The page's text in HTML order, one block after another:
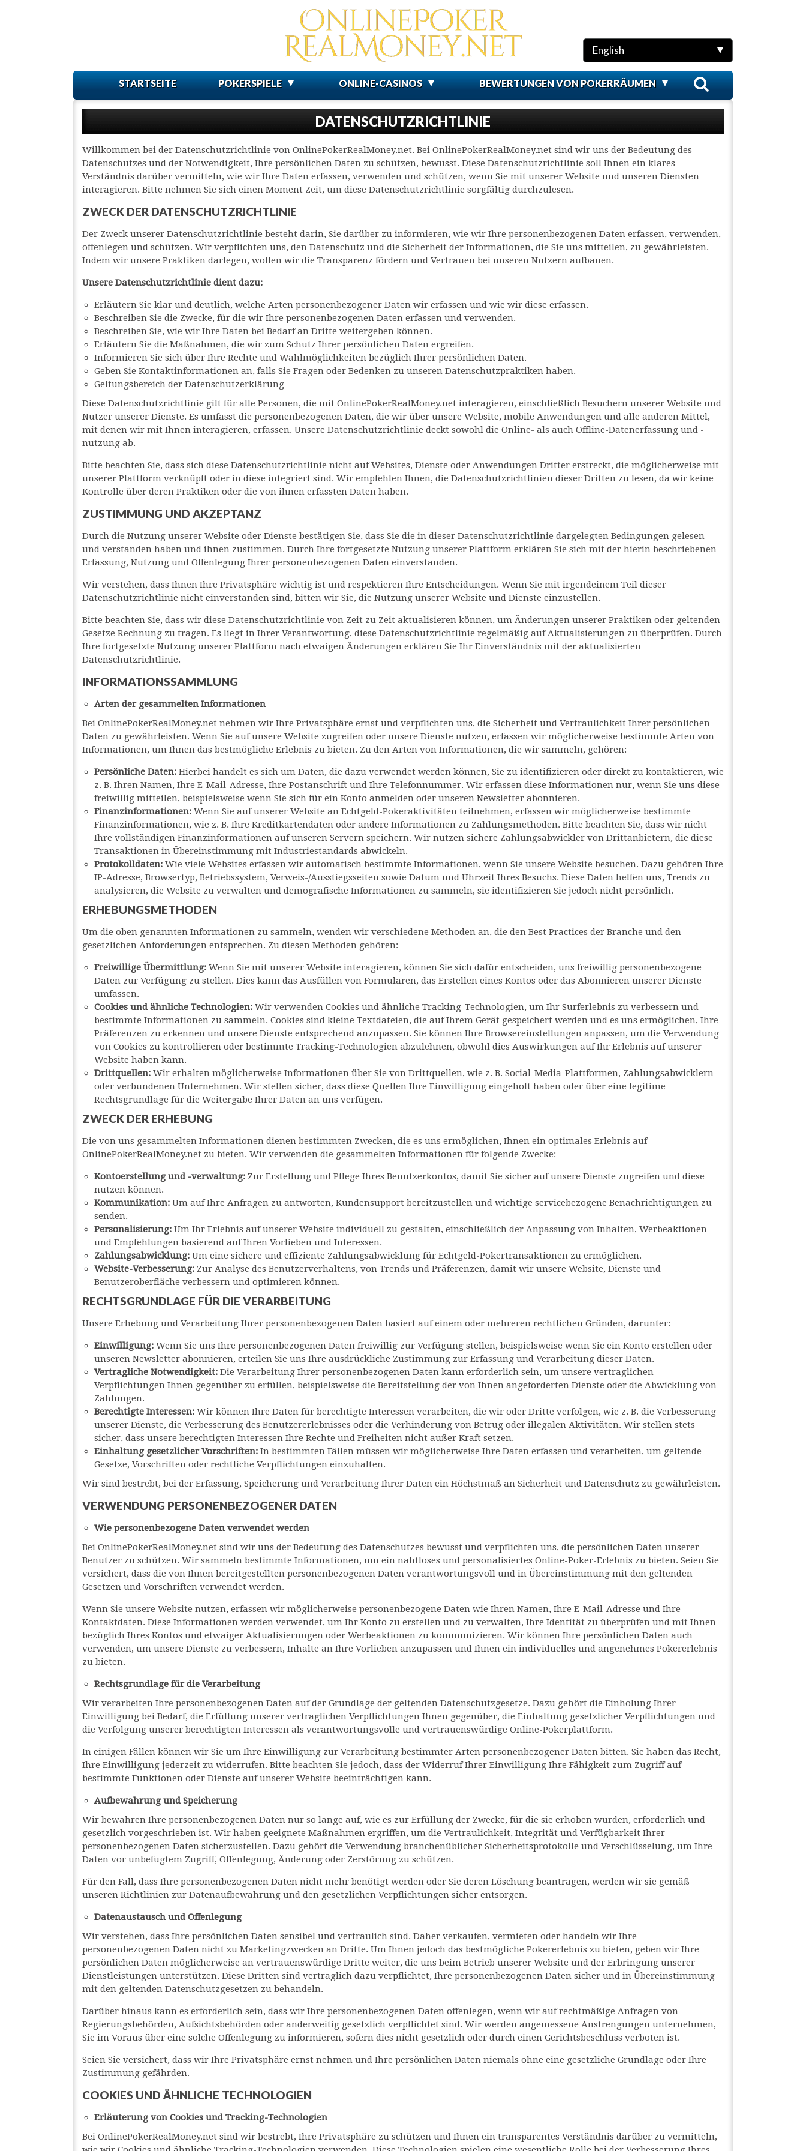
English
STARTSEITE POKERSPIELE ONLINE-CASINOS BEWERTUNGEN VON POKERRÄUMEN
DATENSCHUTZRICHTLINIE
Willkommen bei der Datenschutzrichtlinie von OnlinePokerRealMoney.net. Bei OnlinePokerRealMoney.net sind wir uns der Bedeutung des
Datenschutzes und der Notwendigkeit, Ihre persönlichen Daten zu schützen, bewusst. Diese Datenschutzrichtlinie soll Ihnen ein klares
Verständnis darüber vermitteln, wie wir Ihre Daten erfassen, verwenden und schützen, wenn Sie mit unserer Website und unseren Diensten
interagieren. Bitte nehmen Sie sich einen Moment Zeit, um diese Datenschutzrichtlinie sorgfältig durchzulesen.
ZWECK DER DATENSCHUTZRICHTLINIE
Der Zweck unserer Datenschutzrichtlinie besteht darin, Sie darüber zu informieren, wie wir Ihre personenbezogenen Daten erfassen, verwenden,
offenlegen und schützen. Wir verpflichten uns, den Datenschutz und die Sicherheit der Informationen, die Sie uns mitteilen, zu gewährleisten.
Indem wir unsere Praktiken darlegen, wollen wir die Transparenz fördern und Vertrauen bei unseren Nutzern aufbauen.
Unsere Datenschutzrichtlinie dient dazu:
Erläutern Sie klar und deutlich, welche Arten personenbezogener Daten wir erfassen und wie wir diese erfassen.
Beschreiben Sie die Zwecke, für die wir Ihre personenbezogenen Daten erfassen und verwenden.
Beschreiben Sie, wie wir Ihre Daten bei Bedarf an Dritte weitergeben können.
Erläutern Sie die Maßnahmen, die wir zum Schutz Ihrer persönlichen Daten ergreifen.
Informieren Sie sich über Ihre Rechte und Wahlmöglichkeiten bezüglich Ihrer persönlichen Daten.
Geben Sie Kontaktinformationen an, falls Sie Fragen oder Bedenken zu unseren Datenschutzpraktiken haben.
Geltungsbereich der Datenschutzerklärung
Diese Datenschutzrichtlinie gilt für alle Personen, die mit OnlinePokerRealMoney.net interagieren, einschließlich Besuchern unserer Website und
Nutzer unserer Dienste. Es umfasst die personenbezogenen Daten, die wir über unsere Website, mobile Anwendungen und alle anderen Mittel,
mit denen wir mit Ihnen interagieren, erfassen. Unsere Datenschutzrichtlinie deckt sowohl die Online- als auch Offline-Datenerfassung und -
nutzung ab.
Bitte beachten Sie, dass sich diese Datenschutzrichtlinie nicht auf Websites, Dienste oder Anwendungen Dritter erstreckt, die möglicherweise mit
unserer Plattform verknüpft oder in diese integriert sind. Wir empfehlen Ihnen, die Datenschutzrichtlinien dieser Dritten zu lesen, da wir keine
Kontrolle über deren Praktiken oder die von ihnen erfassten Daten haben.
ZUSTIMMUNG UND AKZEPTANZ
Durch die Nutzung unserer Website oder Dienste bestätigen Sie, dass Sie die in dieser Datenschutzrichtlinie dargelegten Bedingungen gelesen
und verstanden haben und ihnen zustimmen. Durch Ihre fortgesetzte Nutzung unserer Plattform erklären Sie sich mit der hierin beschriebenen
Erfassung, Nutzung und Offenlegung Ihrer personenbezogenen Daten einverstanden.
Wir verstehen, dass Ihnen Ihre Privatsphäre wichtig ist und respektieren Ihre Entscheidungen. Wenn Sie mit irgendeinem Teil dieser
Datenschutzrichtlinie nicht einverstanden sind, bitten wir Sie, die Nutzung unserer Website und Dienste einzustellen.
Bitte beachten Sie, dass wir diese Datenschutzrichtlinie von Zeit zu Zeit aktualisieren können, um Änderungen unserer Praktiken oder geltenden
Gesetze Rechnung zu tragen. Es liegt in Ihrer Verantwortung, diese Datenschutzrichtlinie regelmäßig auf Aktualisierungen zu überprüfen. Durch
Ihre fortgesetzte Nutzung unserer Plattform nach etwaigen Änderungen erklären Sie Ihr Einverständnis mit der aktualisierten
Datenschutzrichtlinie.
INFORMATIONSSAMMLUNG
Arten der gesammelten Informationen
Bei OnlinePokerRealMoney.net nehmen wir Ihre Privatsphäre ernst und verpflichten uns, die Sicherheit und Vertraulichkeit Ihrer persönlichen
Daten zu gewährleisten. Wenn Sie auf unsere Website zugreifen oder unsere Dienste nutzen, erfassen wir möglicherweise bestimmte Arten von
Informationen, um Ihnen das bestmögliche Erlebnis zu bieten. Zu den Arten von Informationen, die wir sammeln, gehören:
Persönliche Daten: Hierbei handelt es sich um Daten, die dazu verwendet werden können, Sie zu identifizieren oder direkt zu kontaktieren, wie
z. B. Ihren Namen, Ihre E-Mail-Adresse, Ihre Postanschrift und Ihre Telefonnummer. Wir erfassen diese Informationen nur, wenn Sie uns diese
freiwillig mitteilen, beispielsweise wenn Sie sich für ein Konto anmelden oder unseren Newsletter abonnieren.
Finanzinformationen: Wenn Sie auf unserer Website an Echtgeld-Pokeraktivitäten teilnehmen, erfassen wir möglicherweise bestimmte
Finanzinformationen, wie z. B. Ihre Kreditkartendaten oder andere Informationen zu Zahlungsmethoden. Bitte beachten Sie, dass wir nicht
Ihre vollständigen Finanzinformationen auf unseren Servern speichern. Wir nutzen sichere Zahlungsabwickler von Drittanbietern, die diese
Transaktionen in Übereinstimmung mit Industriestandards abwickeln.
Protokolldaten: Wie viele Websites erfassen wir automatisch bestimmte Informationen, wenn Sie unsere Website besuchen. Dazu gehören Ihre
IP-Adresse, Browsertyp, Betriebssystem, Verweis-/Ausstiegsseiten sowie Datum und Uhrzeit Ihres Besuchs. Diese Daten helfen uns, Trends zu
analysieren, die Website zu verwalten und demografische Informationen zu sammeln, sie identifizieren Sie jedoch nicht persönlich.
ERHEBUNGSMETHODEN
Um die oben genannten Informationen zu sammeln, wenden wir verschiedene Methoden an, die den Best Practices der Branche und den
gesetzlichen Anforderungen entsprechen. Zu diesen Methoden gehören:
Freiwillige Übermittlung: Wenn Sie mit unserer Website interagieren, können Sie sich dafür entscheiden, uns freiwillig personenbezogene
Daten zur Verfügung zu stellen. Dies kann das Ausfüllen von Formularen, das Erstellen eines Kontos oder das Abonnieren unserer Dienste
umfassen.
Cookies und ähnliche Technologien: Wir verwenden Cookies und ähnliche Tracking-Technologien, um Ihr Surferlebnis zu verbessern und
bestimmte Informationen zu sammeln. Cookies sind kleine Textdateien, die auf Ihrem Gerät gespeichert werden und es uns ermöglichen, Ihre
Präferenzen zu erkennen und unsere Dienste entsprechend anzupassen. Sie können Ihre Browsereinstellungen anpassen, um die Verwendung
von Cookies zu kontrollieren oder bestimmte Tracking-Technologien abzulehnen, obwohl dies Auswirkungen auf Ihr Erlebnis auf unserer
Website haben kann.
Drittquellen: Wir erhalten möglicherweise Informationen über Sie von Drittquellen, wie z. B. Social-Media-Plattformen, Zahlungsabwicklern
oder verbundenen Unternehmen. Wir stellen sicher, dass diese Quellen Ihre Einwilligung eingeholt haben oder über eine legitime
Rechtsgrundlage für die Weitergabe Ihrer Daten an uns verfügen.
ZWECK DER ERHEBUNG
Die von uns gesammelten Informationen dienen bestimmten Zwecken, die es uns ermöglichen, Ihnen ein optimales Erlebnis auf
OnlinePokerRealMoney.net zu bieten. Wir verwenden die gesammelten Informationen für folgende Zwecke:
Kontoerstellung und -verwaltung: Zur Erstellung und Pflege Ihres Benutzerkontos, damit Sie sicher auf unsere Dienste zugreifen und diese
nutzen können.
Kommunikation: Um auf Ihre Anfragen zu antworten, Kundensupport bereitzustellen und wichtige servicebezogene Benachrichtigungen zu
senden.
Personalisierung: Um Ihr Erlebnis auf unserer Website individuell zu gestalten, einschließlich der Anpassung von Inhalten, Werbeaktionen
und Empfehlungen basierend auf Ihren Vorlieben und Interessen.
Zahlungsabwicklung: Um eine sichere und effiziente Zahlungsabwicklung für Echtgeld-Pokertransaktionen zu ermöglichen.
Website-Verbesserung: Zur Analyse des Benutzerverhaltens, von Trends und Präferenzen, damit wir unsere Website, Dienste und
Benutzeroberfläche verbessern und optimieren können.
RECHTSGRUNDLAGE FÜR DIE VERARBEITUNG
Unsere Erhebung und Verarbeitung Ihrer personenbezogenen Daten basiert auf einem oder mehreren rechtlichen Gründen, darunter:
Einwilligung: Wenn Sie uns Ihre personenbezogenen Daten freiwillig zur Verfügung stellen, beispielsweise wenn Sie ein Konto erstellen oder
unseren Newsletter abonnieren, erteilen Sie uns Ihre ausdrückliche Zustimmung zur Erfassung und Verarbeitung dieser Daten.
Vertragliche Notwendigkeit: Die Verarbeitung Ihrer personenbezogenen Daten kann erforderlich sein, um unsere vertraglichen
Verpflichtungen Ihnen gegenüber zu erfüllen, beispielsweise die Bereitstellung der von Ihnen angeforderten Dienste oder die Abwicklung von
Zahlungen.
Berechtigte Interessen: Wir können Ihre Daten für berechtigte Interessen verarbeiten, die wir oder Dritte verfolgen, wie z. B. die Verbesserung
unserer Dienste, die Verbesserung des Benutzererlebnisses oder die Verhinderung von Betrug oder illegalen Aktivitäten. Wir stellen stets
sicher, dass unsere berechtigten Interessen Ihre Rechte und Freiheiten nicht außer Kraft setzen.
Einhaltung gesetzlicher Vorschriften: In bestimmten Fällen müssen wir möglicherweise Ihre Daten erfassen und verarbeiten, um geltende
Gesetze, Vorschriften oder rechtliche Verpflichtungen einzuhalten.
Wir sind bestrebt, bei der Erfassung, Speicherung und Verarbeitung Ihrer Daten ein Höchstmaß an Sicherheit und Datenschutz zu gewährleisten.
VERWENDUNG PERSONENBEZOGENER DATEN
Wie personenbezogene Daten verwendet werden
Bei OnlinePokerRealMoney.net sind wir uns der Bedeutung des Datenschutzes bewusst und verpflichten uns, die persönlichen Daten unserer
Benutzer zu schützen. Wir sammeln bestimmte Informationen, um ein nahtloses und personalisiertes Online-Poker-Erlebnis zu bieten. Seien Sie
versichert, dass die von Ihnen bereitgestellten personenbezogenen Daten verantwortungsvoll und in Übereinstimmung mit den geltenden
Gesetzen und Vorschriften verwendet werden.
Wenn Sie unsere Website nutzen, erfassen wir möglicherweise personenbezogene Daten wie Ihren Namen, Ihre E-Mail-Adresse und Ihre
Kontaktdaten. Diese Informationen werden verwendet, um Ihr Konto zu erstellen und zu verwalten, Ihre Identität zu überprüfen und mit Ihnen
bezüglich Ihres Kontos und etwaiger Aktualisierungen oder Werbeaktionen zu kommunizieren. Wir können Ihre persönlichen Daten auch
verwenden, um unsere Dienste zu verbessern, Inhalte an Ihre Vorlieben anzupassen und Ihnen ein individuelles und angenehmes Pokererlebnis
zu bieten.
Rechtsgrundlage für die Verarbeitung
Wir verarbeiten Ihre personenbezogenen Daten auf der Grundlage der geltenden Datenschutzgesetze. Dazu gehört die Einholung Ihrer
Einwilligung bei Bedarf, die Erfüllung unserer vertraglichen Verpflichtungen Ihnen gegenüber, die Einhaltung gesetzlicher Verpflichtungen und
die Verfolgung unserer berechtigten Interessen als verantwortungsvolle und vertrauenswürdige Online-Pokerplattform.
In einigen Fällen können wir Sie um Ihre Einwilligung zur Verarbeitung bestimmter Arten personenbezogener Daten bitten. Sie haben das Recht,
Ihre Einwilligung jederzeit zu widerrufen. Bitte beachten Sie jedoch, dass der Widerruf Ihrer Einwilligung Ihre Fähigkeit zum Zugriff auf
bestimmte Funktionen oder Dienste auf unserer Website beeinträchtigen kann.
Aufbewahrung und Speicherung
Wir bewahren Ihre personenbezogenen Daten nur so lange auf, wie es zur Erfüllung der Zwecke, für die sie erhoben wurden, erforderlich und
gesetzlich vorgeschrieben ist. Wir haben geeignete Maßnahmen ergriffen, um die Vertraulichkeit, Integrität und Verfügbarkeit Ihrer
personenbezogenen Daten sicherzustellen. Dazu gehört die Verwendung branchenüblicher Sicherheitsprotokolle und Verschlüsselung, um Ihre
Daten vor unbefugtem Zugriff, Offenlegung, Änderung oder Zerstörung zu schützen.
Für den Fall, dass Ihre personenbezogenen Daten nicht mehr benötigt werden oder Sie deren Löschung beantragen, werden wir sie gemäß
unseren Richtlinien zur Datenaufbewahrung und den gesetzlichen Verpflichtungen sicher entsorgen.
Datenaustausch und Offenlegung
Wir verstehen, dass Ihre persönlichen Daten sensibel und vertraulich sind. Daher verkaufen, vermieten oder handeln wir Ihre
personenbezogenen Daten nicht zu Marketingzwecken an Dritte. Um Ihnen jedoch das bestmögliche Pokererlebnis zu bieten, geben wir Ihre
persönlichen Daten möglicherweise an vertrauenswürdige Dritte weiter, die uns beim Betrieb unserer Website und der Erbringung unserer
Dienstleistungen unterstützen. Diese Dritten sind vertraglich dazu verpflichtet, Ihre personenbezogenen Daten sicher und in Übereinstimmung
mit den geltenden Datenschutzgesetzen zu behandeln.
Darüber hinaus kann es erforderlich sein, dass wir Ihre personenbezogenen Daten offenlegen, wenn wir auf rechtmäßige Anfragen von
Regierungsbehörden, Aufsichtsbehörden oder anderweitig gesetzlich verpflichtet sind. Wir werden angemessene Anstrengungen unternehmen,
Sie im Voraus über eine solche Offenlegung zu informieren, sofern dies nicht gesetzlich oder durch einen Gerichtsbeschluss verboten ist.
Seien Sie versichert, dass wir Ihre Privatsphäre ernst nehmen und Ihre persönlichen Daten niemals ohne eine gesetzliche Grundlage oder Ihre
Zustimmung gefährden.
COOKIES UND ÄHNLICHE TECHNOLOGIEN
Erläuterung von Cookies und Tracking-Technologien
Bei OnlinePokerRealMoney.net sind wir bestrebt, Ihre Privatsphäre zu schützen und Ihnen ein transparentes Verständnis darüber zu vermitteln,